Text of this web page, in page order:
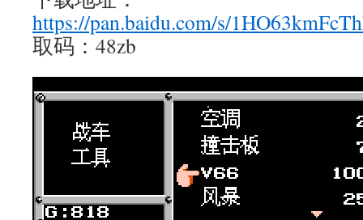
https://pan.baidu.com/s/
取码：48zb